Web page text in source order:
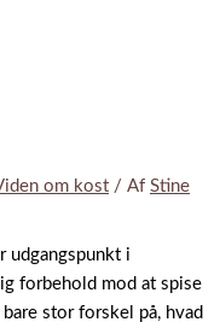
om kost / Af Stine
udgangspunkt i
forbehold mod at spise
stor forskel på, hvad